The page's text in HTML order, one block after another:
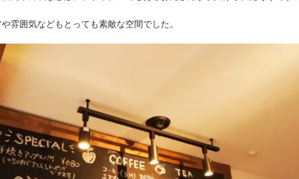
雰囲気などもとっても素敵な空間でした。